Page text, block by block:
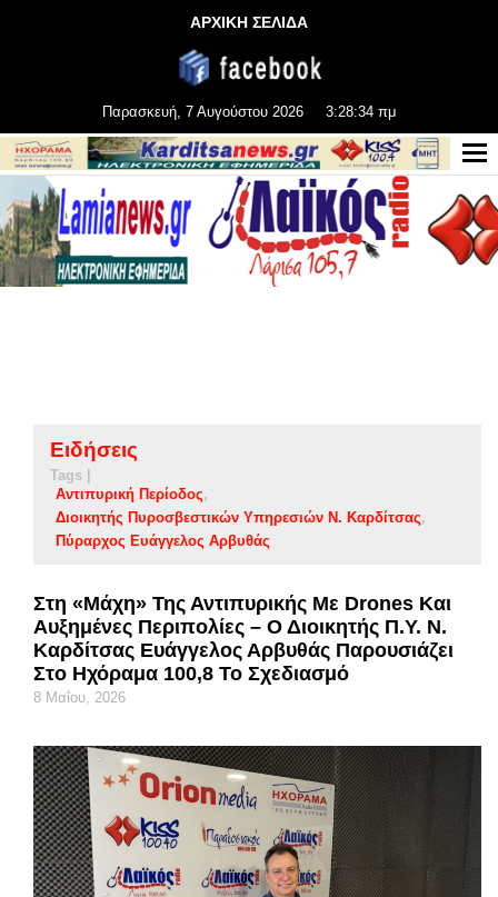
ΑΡΧΙΚΗ ΣΕΛΙΔΑ
Παρασκευή, 7 Αυγούστου 2026 3:28:35 πμ
Ειδήσεις
Tags |
Αντιπυρική Περίοδος
Διοικητής Πυροσβεστικών Υπηρεσιών Ν. Καρδίτσας
Πύραρχος Ευάγγελος Αρβυθάς
Στη «μάχη» Της Αντιπυρικής Με Drones Και
Αυξημένες Περιπολίες – Ο Διοικητής Π.Υ. Ν.
Καρδίτσας Ευάγγελος Αρβυθάς Παρουσιάζει
Στο Ηχόραμα 100,8 Το Σχεδιασμό
8 Μαΐου, 2026